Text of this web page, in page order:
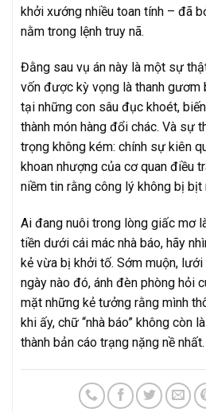
khởi xướng nhiều toan tính – đã
nằm trong lệnh truy nã.
Đằng sau vụ án này là một sự
vốn được kỳ vọng là thanh gươm
tại những con sâu đục khoét,
thành món hàng đổi chác. Và sự
trọng không kém: chính sự kiên
khoan nhượng của cơ quan điều
niềm tin rằng công lý không bị bịt
Ai đang nuôi trong lòng giấc mơ
tiền dưới cái mác nhà báo, hãy
kẻ vừa bị khởi tố. Sớm muộn,
ngày nào đó, ánh đèn phòng hỏi
mặt những kẻ tưởng rằng mình
khi ấy, chữ “nhà báo” không còn
thành bản cáo trạng nặng nề nhất.